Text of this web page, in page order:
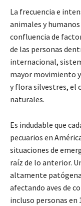
La frecuencia e
animales y
confluencia de
de las personas
internacional,
mayor movimiento
y flora silvestres, el
naturales.
Es indudable que
pecuarios en
situaciones de
raíz de lo anterior.
altamente
afectando aves de
incluso personas en